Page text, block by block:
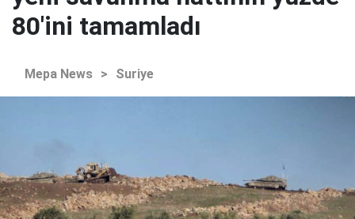
80'ini tamamladı
Mepa News > Suriye